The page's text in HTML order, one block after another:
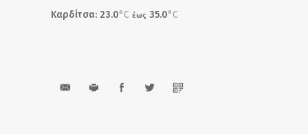
Καρδίτσα: 23.0°C έως 35.0°C